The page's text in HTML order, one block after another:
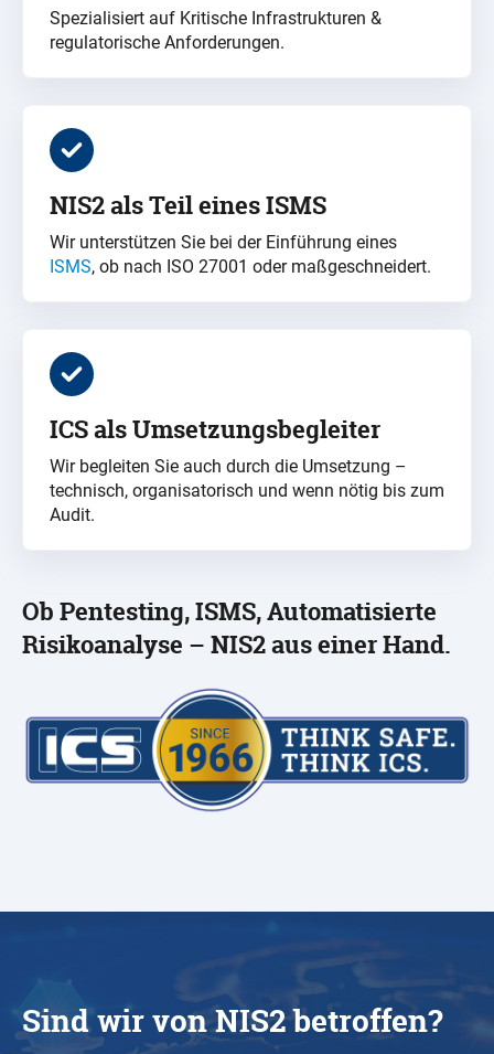
Spezialisiert auf Kritische Infrastrukturen &
regulatorische Anforderungen.
NIS2 als Teil eines ISMS
Wir unterstützen Sie bei der Einführung eines
ISMS, ob nach ISO 27001 oder maßgeschneidert.
ICS als Umsetzungsbegleiter
Wir begleiten Sie auch durch die Umsetzung –
technisch, organisatorisch und wenn nötig bis zum
Audit.
Ob Pentesting, ISMS, Automatisierte
Risikoanalyse – NIS2 aus einer Hand.
Sind wir von NIS2 betroffen?